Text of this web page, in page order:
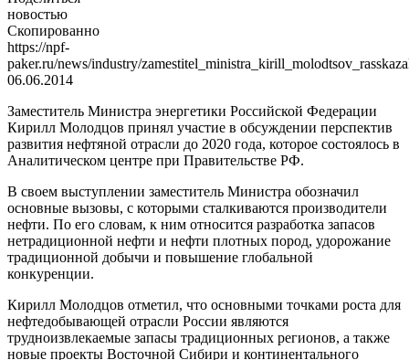
новостью
Скопированно
https://npf-
paker.ru/news/industry/
06.06.2014
Заместитель Министра энергетики Российской Федерации
Кирилл Молодцов принял участие в обсуждении перспектив
развития нефтяной отрасли до 2020 года, которое состоялось в
Аналитическом центре при Правительстве РФ.
В своем выступлении заместитель Министра обозначил
основные вызовы, с которыми сталкиваются производители
нефти. По его словам, к ним относится разработка запасов
нетрадиционной нефти и нефти плотных пород, удорожание
традиционной добычи и повышение глобальной
конкуренции.
Кирилл Молодцов отметил, что основными точками роста для
нефтедобывающей отрасли России являются
трудноизвлекаемые запасы традиционных регионов, а также
новые проекты Восточной Сибири и континентального